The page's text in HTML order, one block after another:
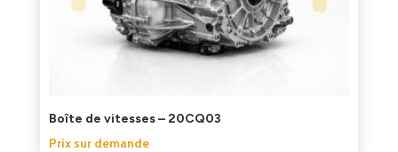
Boîte de vitesses – 20CQ03
Prix sur demande